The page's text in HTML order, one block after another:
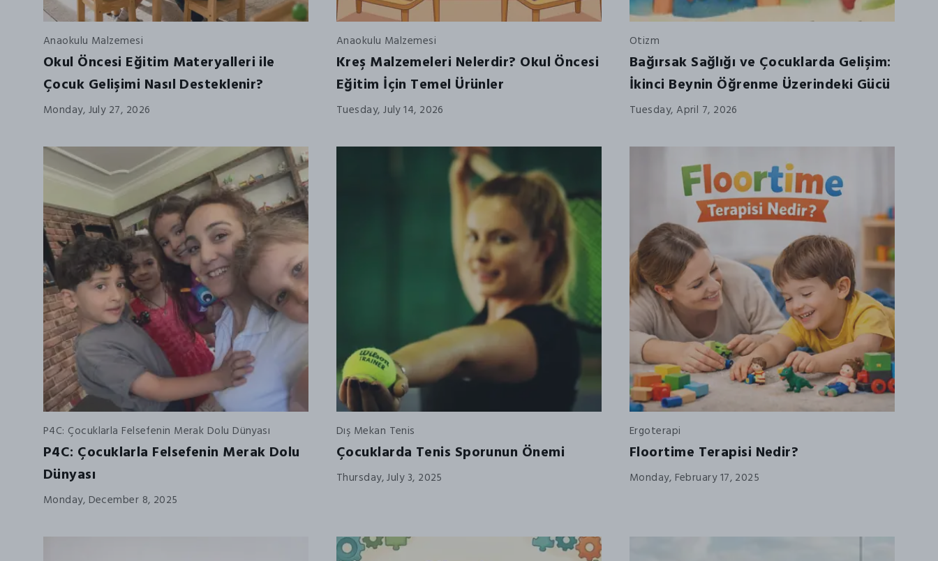
Anaokulu Malzemesi
Okul Öncesi Eğitim Materyalleri ile
Çocuk Gelişimi Nasıl Desteklenir?
Monday, July 27, 2026
Anaokulu Malzemesi
Kreş Malzemeleri Nelerdir? Okul Öncesi
Eğitim İçin Temel Ürünler
Tuesday, July 14, 2026
Otizm
Bağırsak Sağlığı ve Çocuklarda Gelişim:
İkinci Beynin Öğrenme Üzerindeki Gücü
Tuesday, April 7, 2026
P4C: Çocuklarla Felsefenin Merak Dolu Dünyası
P4C: Çocuklarla Felsefenin Merak Dolu
Dünyası
Monday, December 8, 2025
Dış Mekan Tenis
Çocuklarda Tenis Sporunun Önemi
Thursday, July 3, 2025
Ergoterapi
Floortime Terapisi Nedir?
Monday, February 17, 2025